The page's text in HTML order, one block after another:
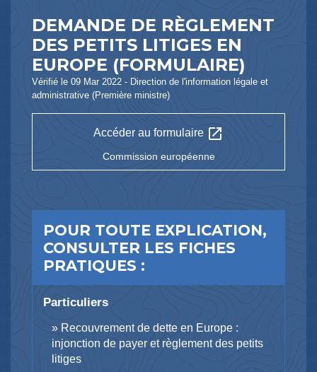
DEMANDE DE RÈGLEMENT
DES PETITS LITIGES EN
EUROPE (FORMULAIRE)
Vérifié le 09 Mar 2022 - Direction de l'information légale et
administrative (Première ministre)
Accéder au formulaireopen_in_new
Commission européenne
POUR TOUTE EXPLICATION,
CONSULTER LES FICHES
PRATIQUES :
Particuliers
Recouvrement de dette en Europe :
injonction de payer et règlement des petits
litiges